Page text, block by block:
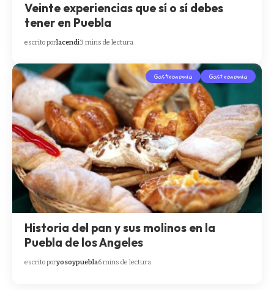
Veinte experiencias que sí o sí debes
tener en Puebla
escrito porlacendi3 mins de lectura
Gastronomía Gastronomía
Historia del pan y sus molinos en la
Puebla de los Angeles
escrito poryosoypuebla6 mins de lectura